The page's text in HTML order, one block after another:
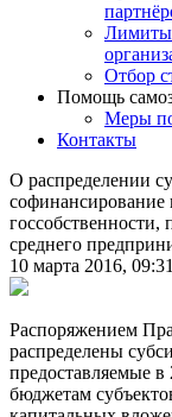
Лимиты
Отбор
Помощь
Меры
Контакты
О распределении
госсобственности,
среднего
10 марта 2016, 09:31
Распоряжением
распределены
предоставляемые в
бюджетам